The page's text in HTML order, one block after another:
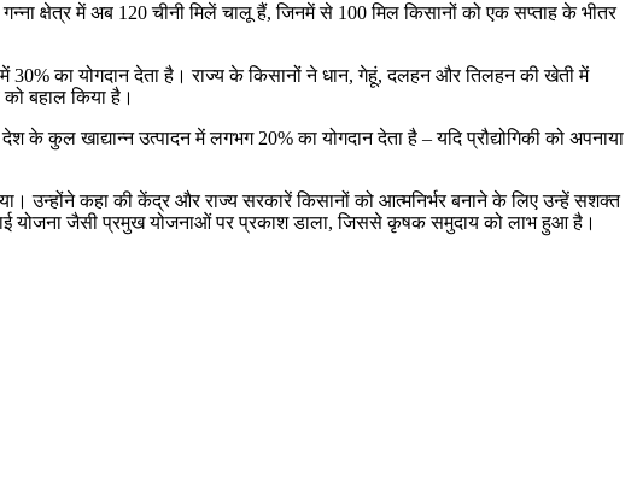
क्षेत्र में अब 120 चीनी मिलें चालू हैं, जिनमें से 100 मिल किसानों को एक सप्ताह के भीतर
30% का योगदान देता है। राज्य के किसानों ने धान, गेहूं, दलहन और तिलहन की खेती में
बहाल किया है।
कुल खाद्यान्न उत्पादन में लगभग 20% का योगदान देता है – यदि प्रौद्योगिकी को अपनाया
उन्होंने कहा की केंद्र और राज्य सरकारें किसानों को आत्मनिर्भर बनाने के लिए उन्हें सशक्त
योजना जैसी प्रमुख योजनाओं पर प्रकाश डाला, जिससे कृषक समुदाय को लाभ हुआ है।